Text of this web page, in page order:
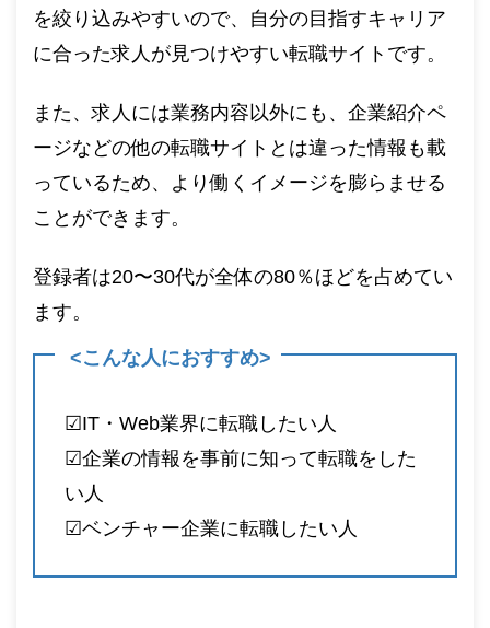
を絞り込みやすいので、自分の目指すキャリア
に合った求人が見つけやすい転職サイトです。
また、求人には業務内容以外にも、企業紹介ペ
ージなどの他の転職サイトとは違った情報も載
っているため、より働くイメージを膨らませる
ことができます。
登録者は20〜30代が全体の80％ほどを占めてい
ます。
<こんな人におすすめ>
☑︎IT・Web業界に転職したい人
☑︎企業の情報を事前に知って転職をした
い人
☑︎ベンチャー企業に転職したい人